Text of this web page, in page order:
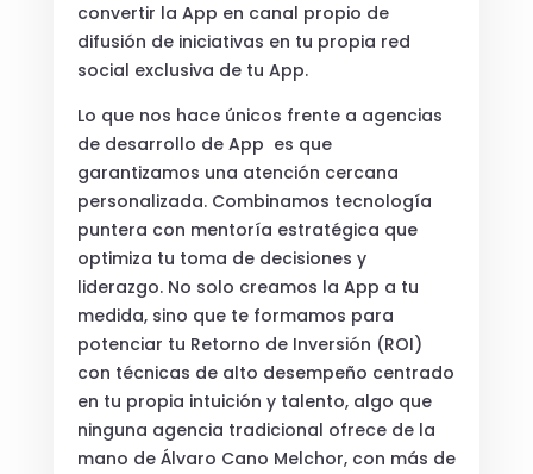
convertir la App en canal propio de
difusión de iniciativas en tu propia red
social exclusiva de tu App.
Lo que nos hace únicos frente a agencias
de desarrollo de App es que
garantizamos una atención cercana
personalizada. Combinamos tecnología
puntera con mentoría estratégica que
optimiza tu toma de decisiones y
liderazgo. No solo creamos la App a tu
medida, sino que te formamos para
potenciar tu Retorno de Inversión (ROI)
con técnicas de alto desempeño centrado
en tu propia intuición y talento, algo que
ninguna agencia tradicional ofrece de la
mano de Álvaro Cano Melchor, con más de